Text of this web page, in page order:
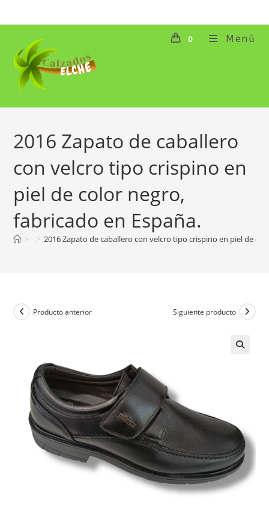
al
contenido
0 Menú
2016 Zapato de caballero
con velcro tipo crispino en
piel de color negro,
fabricado en España.
> > 2016 Zapato de caballero con velcro tipo crispino en piel de
Producto anterior Siguiente producto